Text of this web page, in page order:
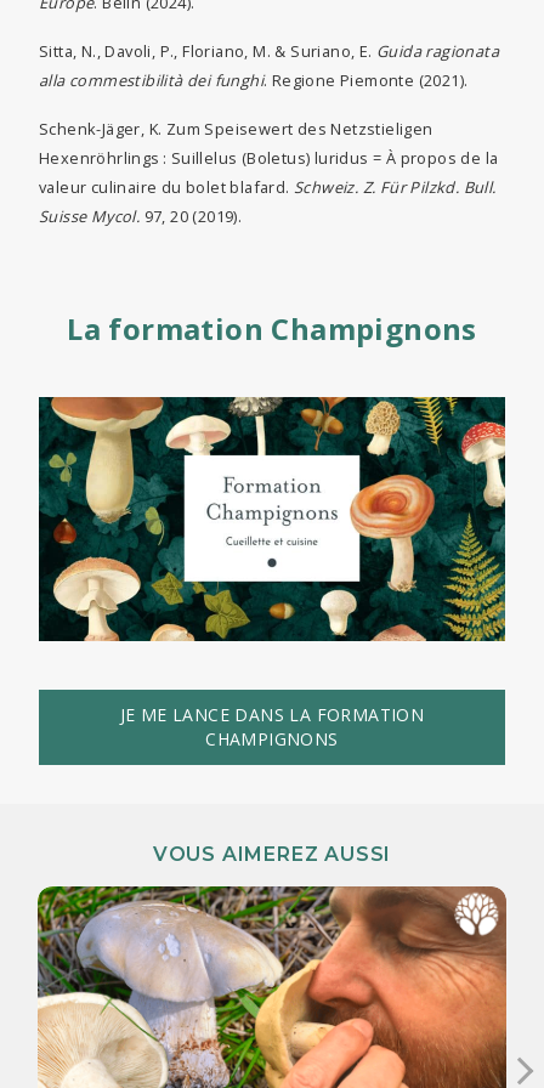
Sitta, N., Davoli, P., Floriano, M. & Suriano, E. Guida ragionata
alla commestibilità dei funghi. Regione Piemonte (2021).
Schenk-Jäger, K. Zum Speisewert des Netzstieligen
Hexenröhrlings : Suillelus (Boletus) luridus = À propos de la
valeur culinaire du bolet blafard. Schweiz. Z. Für Pilzkd. Bull.
Suisse Mycol. 97, 20 (2019).
La formation Champignons
JE ME LANCE DANS LA FORMATION
CHAMPIGNONS
VOUS AIMEREZ AUSSI